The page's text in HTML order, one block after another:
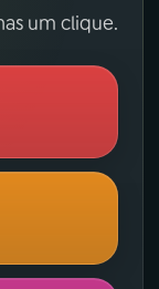
um clique.